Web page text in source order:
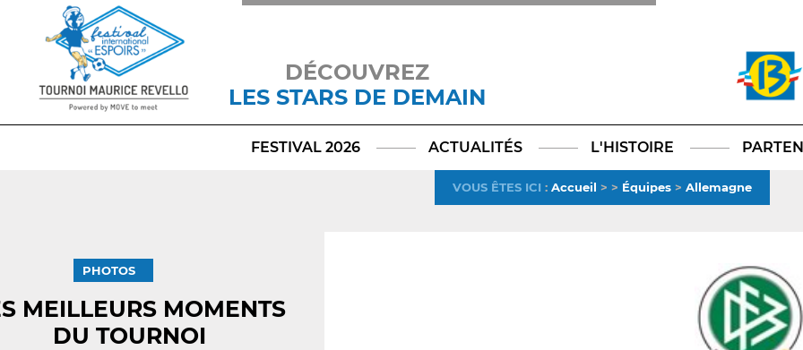
DÉCOUVREZ
LES STARS DE DEMAIN
TikTokLinkedIn
X
FESTIVAL 2026 ACTUALITÉS L'HISTOIRE
VOUS ÊTES ICI : Accueil > > Équipes > Allemagne
PHOTOS
MEILLEURS MOMENTS
DU TOURNOI